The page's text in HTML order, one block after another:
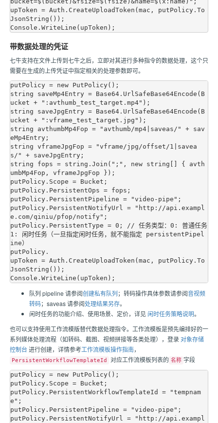
upToken = Auth.CreateUploadToken(mac, putPolicy.To
JsonString());
带数据处理的凭证
七牛支持在文件上传到七牛之后，立即对其进行多种指令的数据处理，这个只
需要在生成的上传凭证中指定相关的处理参数即可。
putPolicy = new PutPolicy();
string saveMp4Entry = Base64.UrlSafeBase64Encode(B
ucket + ":avthumb_test_target.mp4");
string saveJpgEntry = Base64.UrlSafeBase64Encode(B
ucket + ":vframe_test_target.jpg");
string avthumbMp4Fop = "avthumb/mp4|saveas/" + sav
eMp4Entry;
string vframeJpgFop = "vframe/jpg/offset/1|savea
s/" + saveJpgEntry;
string fops = string.Join(";", new string[] { avth
umbMp4Fop, vframeJpgFop });
putPolicy.Scope = Bucket;
putPolicy.PersistentOps = fops;
putPolicy.PersistentPipeline = "video-pipe";
putPolicy.PersistentNotifyUrl = "http://api.exampl
e.com/qiniu/pfop/notify";
putPolicy.PersistentType = 0; // 任务类型：0: 普通任务
1: 闲时任务（一旦指定闲时任务，就不能指定 persistentPipel
ine）
putPolicy.
upToken = Auth.CreateUploadToken(mac, putPolicy.To
JsonString());
队列 pipeline 请参阅创建私有队列；转码操作具体参数请参阅音视频
转码；saveas 请参阅处理结果另存。
闲时任务的功能介绍、使用场景、定价，详见 闲时任务策略说明。
也可以支持使用工作流模版替代数据处理指令。工作流模板是预先编排好的一
系列媒体处理流程（如转码、截图、视频拼接等各类处理），登录对象存储
控制台 进行创建，详情参考工作流模板操作指南，
PersistentWorkflowTemplateId 对应工作流模板列表的 名称 字段
putPolicy = new PutPolicy();
putPolicy.Scope = Bucket;
putPolicy.PersistentWorkflowTemplateId = "tempnam
e";
putPolicy.PersistentPipeline = "video-pipe";
putPolicy.PersistentNotifyUrl = "http://api.exampl